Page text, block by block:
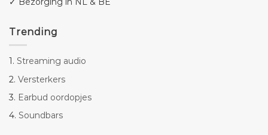
Trending
1. Streaming audio
2. Versterkers
3. Earbud oordopjes
4. Soundbars